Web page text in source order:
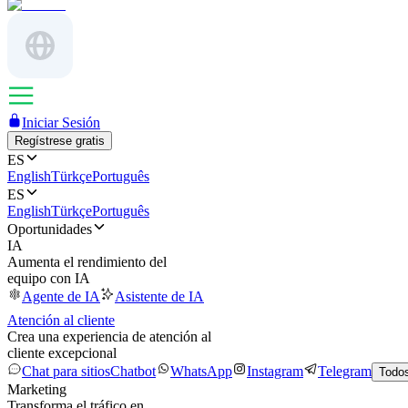
Iniciar Sesión
Regístrese gratis
ES
EnglishTürkçePortuguês
ES
EnglishTürkçePortuguês
Oportunidades
IA
Aumenta el rendimiento del
equipo con IA
Agente de IA
Asistente de IA
Atención al cliente
Crea una experiencia de atención al
cliente excepcional
Chat para sitiosChatbot WhatsApp Instagram Telegram
Marketing